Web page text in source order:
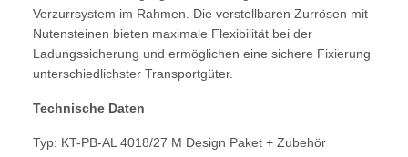
Verzurrsystem im Rahmen. Die verstellbaren Zurrösen mit
Nutensteinen bieten maximale Flexibilität bei der
Ladungssicherung und ermöglichen eine sichere Fixierung
unterschiedlichster Transportgüter.
Technische Daten
Typ: KT-PB-AL 4018/27 M Design Paket + Zubehör